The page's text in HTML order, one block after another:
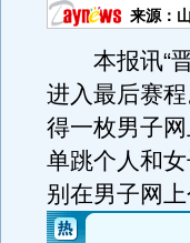
来源：
本报讯“晋
进入最后赛
得一枚男子
单跳个人和
别在男子网